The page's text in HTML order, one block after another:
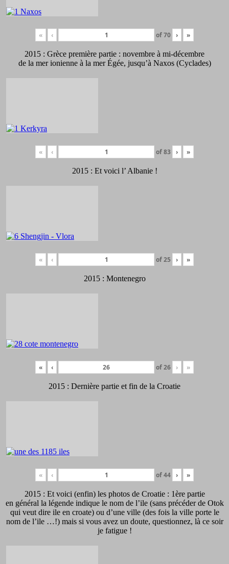
« ‹ of70 › »
2015 : Grèce première partie : novembre à mi-décembre
de la mer ionienne à la mer Égée, jusqu’à Naxos (Cyclades)
« ‹ of83 › »
2015 : Et voici l’ Albanie !
« ‹ of25 › »
2015 : Montenegro
« ‹ of26 › »
2015 : Dernière partie et fin de la Croatie
« ‹ of44 › »
2015 : Et voici (enfin) les photos de Croatie : 1ère partie
en général la légende indique le nom de l’ile (sans précéder de Otok
qui veut dire ile en croate) ou d’une ville (des fois la ville porte le
nom de l’ile …!) mais si vous avez un doute, questionnez, là ce soir
je fatigue !